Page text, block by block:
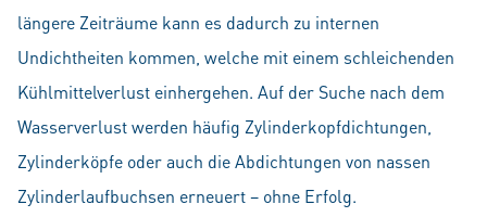
längere Zeiträume kann es dadurch zu internen
Undichtheiten kommen, welche mit einem schleichenden
Kühlmittelverlust einhergehen. Auf der Suche nach dem
Wasserverlust werden häufig Zylinderkopfdichtungen,
Zylinderköpfe oder auch die Abdichtungen von nassen
Zylinderlaufbuchsen erneuert – ohne Erfolg.